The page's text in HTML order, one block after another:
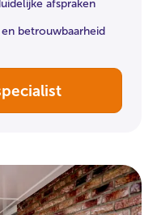
afspraken
betrouwbaarheid